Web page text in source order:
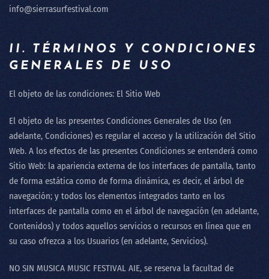
info@sierrasurfestival.com
II. TÉRMINOS Y CONDICIONES
GENERALES DE USO
El objeto de las condiciones: El Sitio Web
El objeto de las presentes Condiciones Generales de Uso (en
adelante, Condiciones) es regular el acceso y la utilización del Sitio
Web. A los efectos de las presentes Condiciones se entenderá como
Sitio Web: la apariencia externa de los interfaces de pantalla, tanto
de forma estática como de forma dinámica, es decir, el árbol de
navegación; y todos los elementos integrados tanto en los
interfaces de pantalla como en el árbol de navegación (en adelante,
Contenidos) y todos aquellos servicios o recursos en línea que en
su caso ofrezca a los Usuarios (en adelante, Servicios).
NO SIN MUSICA MUSIC FESTIVAL AIE, se reserva la facultad de